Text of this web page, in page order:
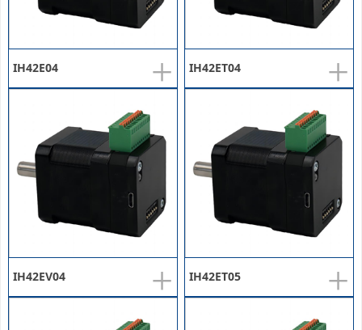
+
IH42E04 +
IH42ET04
+
IH42EV04 +
IH42ET05